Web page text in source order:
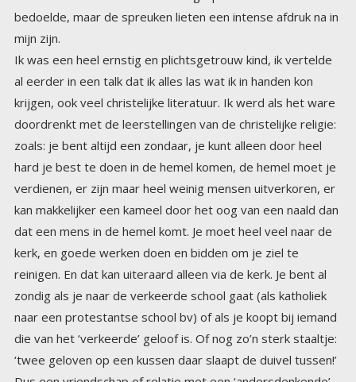
mijn zijn.
Ik was een heel ernstig en plichtsgetrouw kind, ik vertelde
al eerder in een talk dat ik alles las wat ik in handen kon
krijgen, ook veel christelijke literatuur. Ik werd als het ware
doordrenkt met de leerstellingen van de christelijke religie:
zoals: je bent altijd een zondaar, je kunt alleen door heel
hard je best te doen in de hemel komen, de hemel moet je
verdienen, er zijn maar heel weinig mensen uitverkoren, er
kan makkelijker een kameel door het oog van een naald dan
dat een mens in de hemel komt. Je moet heel veel naar de
kerk, en goede werken doen en bidden om je ziel te
reinigen. En dat kan uiteraard alleen via de kerk. Je bent al
zondig als je naar de verkeerde school gaat (als katholiek
naar een protestantse school bv) of als je koopt bij iemand
die van het ‘verkeerde’ geloof is. Of nog zo’n sterk staaltje:
‘twee geloven op een kussen daar slaapt de duivel tussen!’
Dus een vriendschap of relatie met een ‘andersdenkende’
zo werden de mensen van de andere kerken ook wel